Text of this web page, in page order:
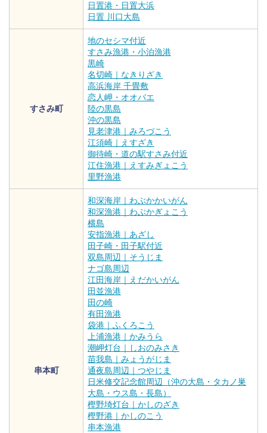
日置港・日置大浜
日置 川口大島
すさみ町
地のセシマ付近
すさみ漁港・小泊漁港
黒崎
名切崎｜なきりざき
高浜海岸 千畳敷
恋人岬・オオバエ
陸の黒島
沖の黒島
見老津港｜みろづこう
江須崎｜えすざき
御待崎・道の駅すさみ付近
江住漁港｜えすみぎょこう
里野漁港
串本町
和深海岸｜わぶかかいがん
和深漁港｜わぶかぎょこう
横島
安指漁港｜あざし
田子崎・田子駅付近
双島周辺｜そうじま
ナゴ島周辺
江田海岸｜えだかいがん
田並漁港
田の崎
有田漁港
袋港｜ふくろこう
上浦漁港｜かみうら
潮岬灯台｜しおのみさき
苗我島｜みょうがじま
通夜島周辺｜つやじま
日米修交記念館周辺（沖の大島・タカノ巣
大島・ウス島・長島）
樫野埼灯台｜かしのざき
樫野港｜かしのこう
串本漁港